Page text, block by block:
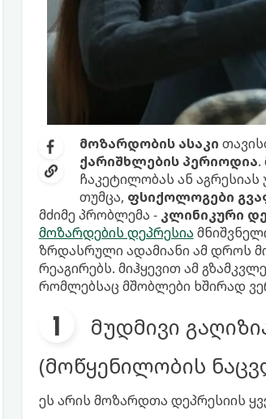
მოზარდობის ასაკი
ქარიშხლების პერიოდია.
ჩაკეტილობას ან აგრესიას
თუმცა, ფსიქოლოგები
მძიმე პრობლემა - კლინიკური
მოზარდების დეპრესია
ზრდასრული ადამიანი ამ დროს
რეაგირებს. მიჰყევით ამ
რომლებსაც მშობლები ხშირად
მუდმივი
(მოწყენილობის
ეს არის მოზარდთა დეპრესიის